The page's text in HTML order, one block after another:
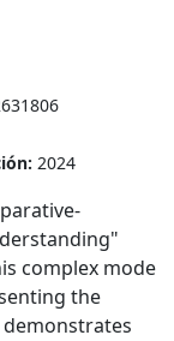
2024
complex mode
the